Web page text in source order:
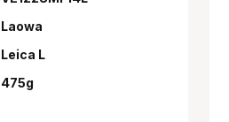
Laowa
Leica L
475g